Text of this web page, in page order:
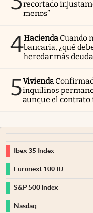
recortado
menos”
4Hacienda Cuando
bancaria, ¿qué
heredar más
5Vivienda
inquilinos
aunque el
Ibex 35 Index
Euronext 100 ID
S&P 500 Index
Nasdaq